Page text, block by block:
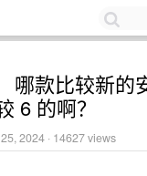
哪款比较新的
6 的啊？
2024 · 14627 views